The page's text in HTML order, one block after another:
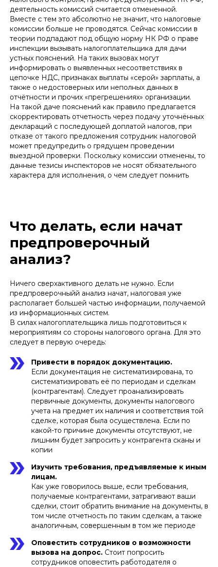
деятельность комиссий считается отмененной.
Вместе с тем это абсолютно не значит, что налоговые
комиссии больше не проводятся. Сейчас комиссии в
теории подпадают под общую норму НК РФ о праве
инспекции вызывать налогоплательщика для дачи
устных пояснений. На таких вызовах могут
информировать о выявленных несоответствиях в
цепочке НДС, признаках выплаты «серой» зарплаты, а
также о недостоверных или неполных данных в
отчётности и прочих «прегрешениях» организации.
На такой даче пояснений как правило предлагается
скорректировать отчетность через подачу уточнённых
деклараций с последующей доплатой налогов, при
отказе от такого предложения сотрудник налоговой
может предупредить о грядущем проведении
выездной проверки. Поскольку комиссии отменены, то
данные тезисы инспекторов не носят обязательного
характера для исполнения, о чем следует помнить
Что делать, если начат
предпроверочный
анализ?
Ничего сверхактивного делать не нужно. Если
предпроверочныйй анализ начат, налоговая уже
располагает большей частью информации, получаемой
из информационных систем.
В силах налогоплательщика лишь подготовиться к
мероприятиям со стороны налогового органа. Для это
следует в первую очередь:
Привести в порядок документацию.
Если документация не систематизирована, то
систематизировать её по периодам и сделкам
(контрагентам). Следует проанализировать
первичные документы, документы налогового
учета на предмет их наличия и соответствия той
сделке, которая была осуществлена. Если по
какой-то причине документы отсутствуют, не
лишним будет запросить у контрагента сканы и
копии
Изучить требования, предъявляемые к иным
лицам.
Как уже говорилось выше, если требования,
получаемые контрагентами, затрагивают ваши
сделки, стоит обратить внимание на документы, в
том числе отчетность по таким сделкам, а также
аналогичным, совершенным в том же периоде
Оповестить сотрудников о возможности
вызова на допрос. Стоит попросить
сотрудников оповестить работодателя о